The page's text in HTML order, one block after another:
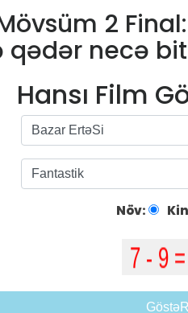
Mövsüm 2
qədər necə
Hansı Film
Növ: